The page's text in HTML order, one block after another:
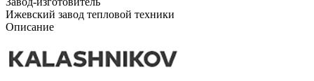
Ижевский завод тепловой техники
Описание